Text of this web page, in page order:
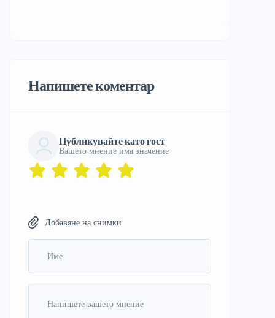
Напишете коментар
Публикувайте като гост
Вашето мнение има значение
Добавяне на снимки